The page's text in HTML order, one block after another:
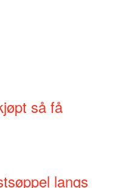
så få
langs